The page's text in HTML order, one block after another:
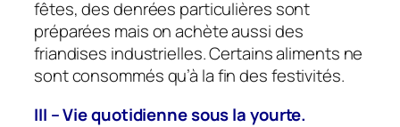
fêtes, des denrées particulières sont
préparées mais on achète aussi des
friandises industrielles. Certains aliments ne
sont consommés qu’à la fin des festivités.
III – Vie quotidienne sous la yourte.